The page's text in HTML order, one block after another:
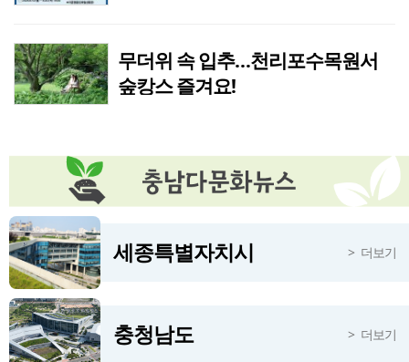
4시간전
4시간전
4시간전
무더위 속 입추…천리포수목원서
숲캉스 즐겨요!
세종특별자치시 더보기
충청남도 더보기